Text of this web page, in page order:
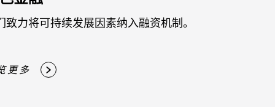
致力将可持续发展因素纳入融资机制。
更多